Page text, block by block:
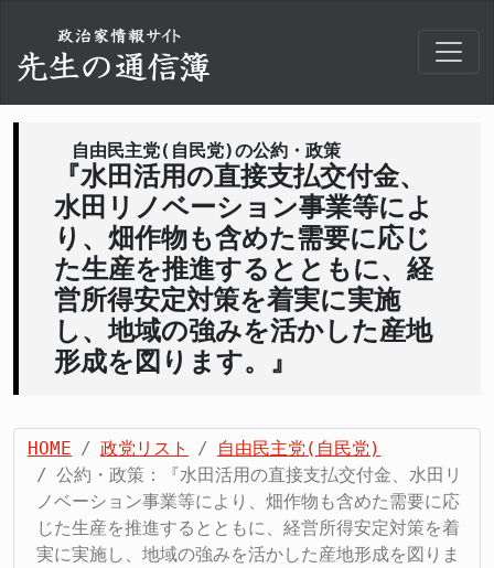
自由民主党(自民党)の公約・政策
『水田活用の直接支払交付金、
水田リノベーション事業等によ
り、畑作物も含めた需要に応じ
た生産を推進するとともに、経
営所得安定対策を着実に実施
し、地域の強みを活かした産地
形成を図ります。』
HOME 政党リスト
自由民主党(自民党)
公約・政策：『水田活用の直接支払交付金、水田リ
ノベーション事業等により、畑作物も含めた需要に応
じた生産を推進するとともに、経営所得安定対策を着
実に実施し、地域の強みを活かした産地形成を図りま